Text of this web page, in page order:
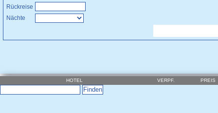
Rückreise
Nächte
HOTEL VERPF. PREIS